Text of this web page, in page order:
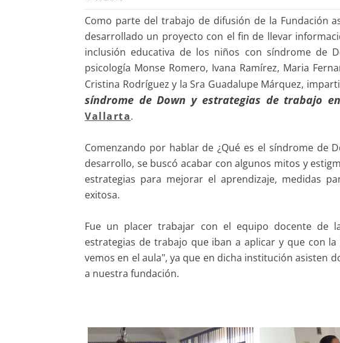
Como parte del trabajo de difusión de la Fundación
desarrollado un proyecto con el fin de llevar
inclusión educativa de los niños con síndrome de
psicología Monse Romero, Ivana Ramírez, Maria
Cristina Rodríguez y la Sra Guadalupe Márquez,
síndrome de Down y estrategias de trabajo
Vallarta.
Comenzando por hablar de ¿Qué es el síndrome de
desarrollo, se buscó acabar con algunos mitos y
estrategias para mejorar el aprendizaje, medidas
exitosa.
Fue un placer trabajar con el equipo docente de
estrategias de trabajo que iban a aplicar y que con
vemos en el aula", ya que en dicha institución asisten
a nuestra fundación.